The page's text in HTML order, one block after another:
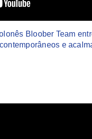
Bloober Team
e